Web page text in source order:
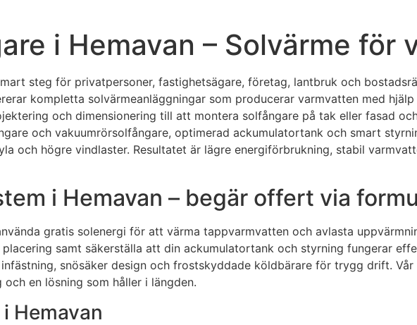
i Hemavan – Solvärme för
steg för privatpersoner, fastighetsägare, företag, lantbruk och
kompletta solvärmeanläggningar som producerar varmvatten med
och dimensionering till att montera solfångare på tak eller fasad
och vakuumrörsolfångare, optimerad ackumulatortank och smart
och högre vindlaster. Resultatet är lägre energiförbrukning, stabil
i Hemavan – begär offert via
gratis solenergi för att värma tappvarmvatten och avlasta
samt säkerställa att din ackumulatortank och styrning fungerar
snösäker design och frostskyddade köldbärare för trygg drift.
en lösning som håller i längden.
Hemavan